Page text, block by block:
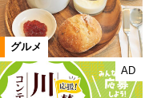
グルメ
AD